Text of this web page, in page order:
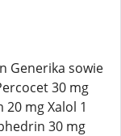
Generika sowie
30 mg
mg Xalol 1
30 mg